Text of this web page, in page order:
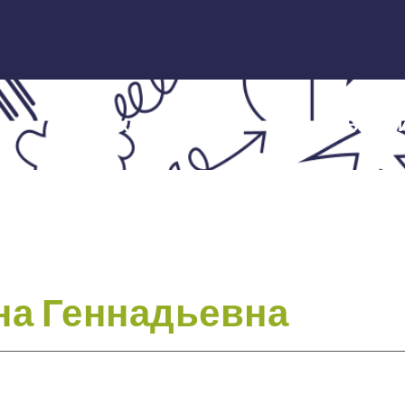
ЭКСПЕРТЫ НОВОСТИ
Геннадьевна